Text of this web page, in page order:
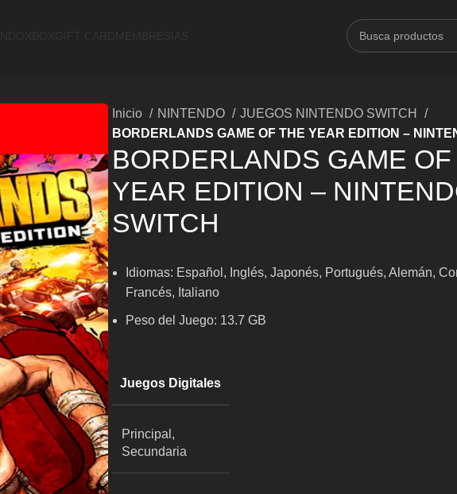
Inicio NINTENDO
JUEGOS NINTENDO SWITCH
BORDERLANDS GAME OF THE YEAR EDITION –
BORDERLANDS GAME
YEAR EDITION –
SWITCH
Idiomas: Español, Inglés, Japonés, Portugués, Alemán,
Francés, Italiano
Peso del Juego: 13.7 GB
Juegos Digitales
Principal,
Secundaria